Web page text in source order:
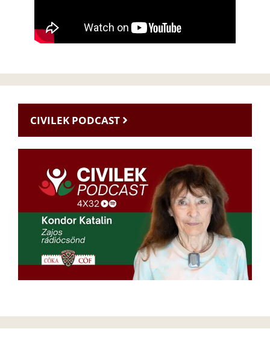
CIVILEK PODCAST